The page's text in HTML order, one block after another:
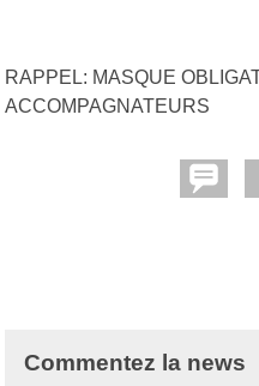
RAPPEL: MASQUE
ACCOMPAGNATEURS
Commentez la news